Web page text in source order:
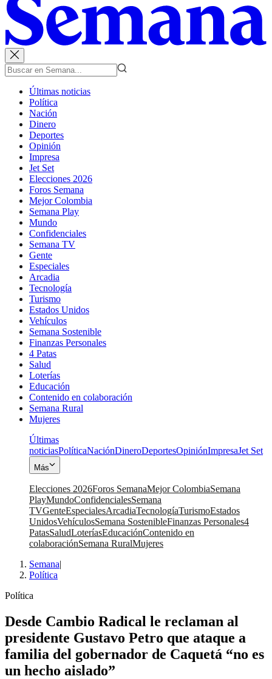
Últimas noticias
Política
Nación
Dinero
Deportes
Opinión
Impresa
Jet Set
Elecciones 2026
Foros Semana
Mejor Colombia
Semana Play
Mundo
Confidenciales
Semana TV
Gente
Especiales
Arcadia
Tecnología
Turismo
Estados Unidos
Vehículos
Semana Sostenible
Finanzas Personales
4 Patas
Salud
Loterías
Educación
Contenido en colaboración
Semana Rural
Mujeres
Últimas
noticiasPolíticaNaciónDineroDeportesOpiniónImpresaJet Set
Más
Elecciones 2026Foros SemanaMejor ColombiaSemana
PlayMundoConfidencialesSemana
TVGenteEspecialesArcadiaTecnologíaTurismoEstados
UnidosVehículosSemana SostenibleFinanzas Personales4
PatasSaludLoteríasEducaciónContenido en
colaboraciónSemana RuralMujeres
Semana|
Política
Política
Desde Cambio Radical le reclaman al
presidente Gustavo Petro que ataque a
familia del gobernador de Caquetá “no es
un hecho aislado”